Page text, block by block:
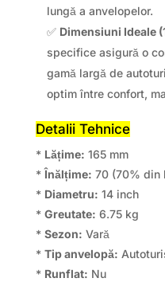
lungă a anvelopelor.
✅ Dimensiuni Ideale
specifice asigură o
gamă largă de
optim între confort,
Detalii Tehnice
* Lățime: 165 mm
*Înălțime: 70 (70% din
* Diametru: 14 inch
* Greutate: 6.75 kg
* Sezon: Vară
* Tip anvelopă:
* Runflat: Nu